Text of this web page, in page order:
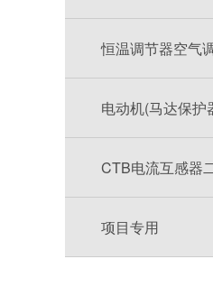
恒温调节器空气
电动机(马达保护
CTB电流互感器
项目专用